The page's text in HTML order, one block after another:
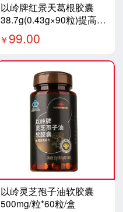
以岭牌红景天葛根胶囊
38.7g(0.43g×90粒)提高缺
氧耐受力
￥99.00
以岭灵芝孢子油软胶囊
500mg/粒*60粒/盒